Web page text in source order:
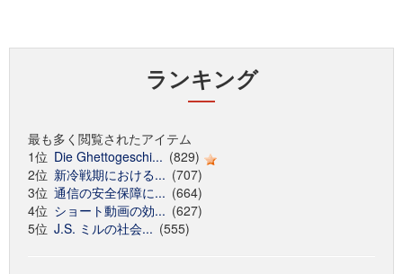
ランキング
最も多く閲覧されたアイテム
1位 Die Ghettogeschi... (829)
2位 新冷戦期における... (707)
3位 通信の安全保障に... (664)
4位 ショート動画の効... (627)
5位 J.S. ミルの社会... (555)